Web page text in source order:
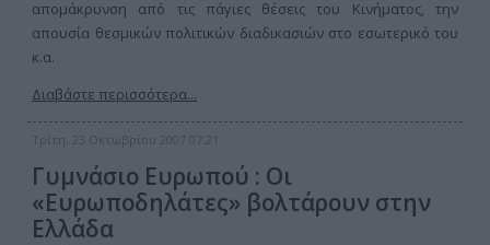
απομάκρυνση από τις πάγιες θέσεις του Κινήματος, την
απουσία θεσμικών πολιτικών διαδικασιών στο εσωτερικό του
κ.α.
Διαβάστε περισσότερα...
Τρίτη, 23 Οκτωβρίου 2007 07:21
Γυμνάσιο Ευρωπού : Οι
«Ευρωποδηλάτες» βολτάρουν στην
Ελλάδα